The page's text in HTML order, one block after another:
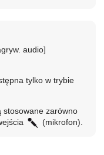
audio]
tylko w trybie
stosowane zarówno
(mikrofon).